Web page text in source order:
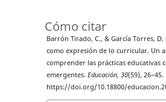
Cómo citar
Barrón Tirado, C., & García Torres, D.
como expresión de lo curricular. Un
comprender las prácticas educativas
emergentes. Educación, 30(59), 26–45.
https://doi.org/10.18800/